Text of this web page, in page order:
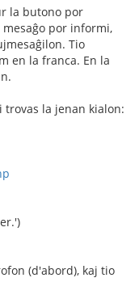
la butono por
por informi,
Tio
en la franca. En la
trovas la jenan kialon:
(d'abord), kaj tio